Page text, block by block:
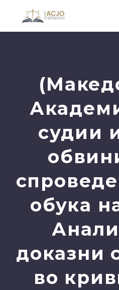
судии
обука
доказни
во